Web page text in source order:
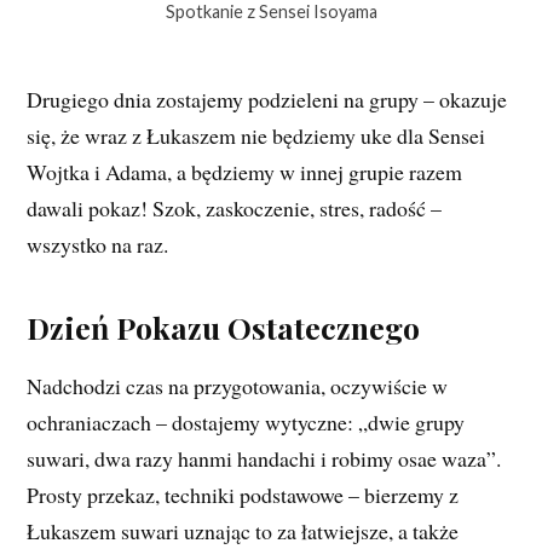
Spotkanie z Sensei Isoyama
Drugiego dnia zostajemy podzieleni na grupy – okazuje
się, że wraz z Łukaszem nie będziemy uke dla Sensei
Wojtka i Adama, a będziemy w innej grupie razem
dawali pokaz! Szok, zaskoczenie, stres, radość –
wszystko na raz.
Dzień Pokazu Ostatecznego
Nadchodzi czas na przygotowania, oczywiście w
ochraniaczach – dostajemy wytyczne: „dwie grupy
suwari, dwa razy hanmi handachi i robimy osae waza”.
Prosty przekaz, techniki podstawowe – bierzemy z
Łukaszem suwari uznając to za łatwiejsze, a także